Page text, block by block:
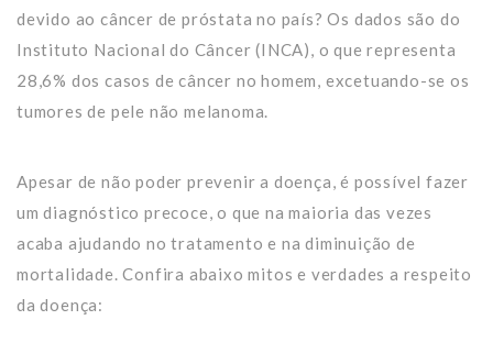
devido ao câncer de próstata no país? Os dados são do
Instituto Nacional do Câncer (INCA), o que representa
28,6% dos casos de câncer no homem, excetuando-se os
tumores de pele não melanoma.
Apesar de não poder prevenir a doença, é possível fazer
um diagnóstico precoce, o que na maioria das vezes
acaba ajudando no tratamento e na diminuição de
mortalidade. Confira abaixo mitos e verdades a respeito
da doença: